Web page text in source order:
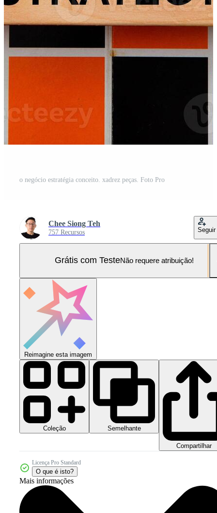
o negócio estratégia conceito. xadrez peças. Foto Pro
Chee Siong Teh
757 Recursos Seguir
Grátis com TesteNão requere atribuição!
Reimagine esta imagem
Coleção Semelhante
Compartilhar
Licença Pro Standard
O que é isto?
Mais informações